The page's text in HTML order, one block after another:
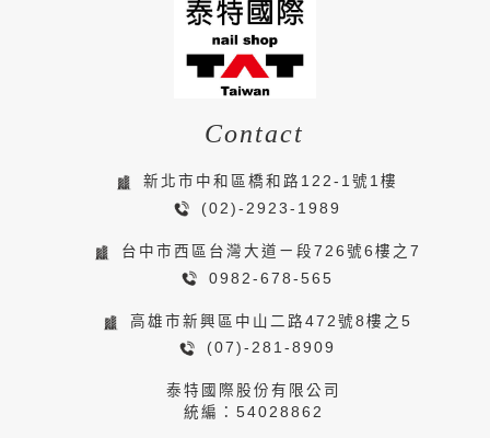
Contact
新北市中和區橋和路122-1號1樓
(02)-2923-1989
台中市西區台灣大道ㄧ段726號6樓之7
0982-678-565
高雄市新興區中山二路472號8樓之5
(07)-281-8909
泰特國際股份有限公司
統編：54028862